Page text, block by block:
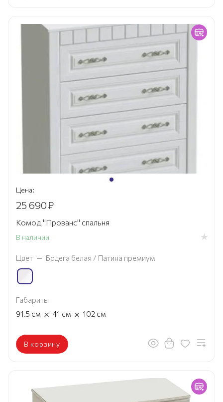
Цена:
25 690₽
Комод "Прованс" спальня
В наличии
Цвет — Бодега белая / Патина премиум
Габариты
91.5 см × 41 см × 102 см
В корзину